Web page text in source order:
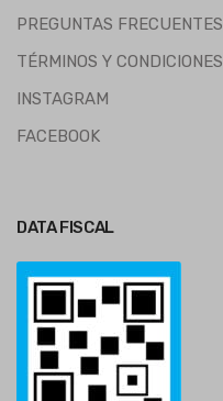
PREGUNTAS FRECUENTES
TÉRMINOS Y CONDICIONES
INSTAGRAM
FACEBOOK
DATA FISCAL